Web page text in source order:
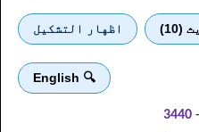
(10) اظهار التشكيل
🔍 English
3440